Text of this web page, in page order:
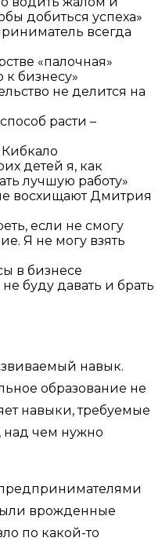
добиться успеха»
всегда
«палочная»
бизнесу»
не делится на
расти –
детей я, как
лучшую работу»
восхищают Дмитрия
если не смогу
Я не могу взять
в бизнесе
не буду давать и брать
навык.
образование не
навыки, требуемые
над чем нужно
предпринимателями
врожденные
по какой-то